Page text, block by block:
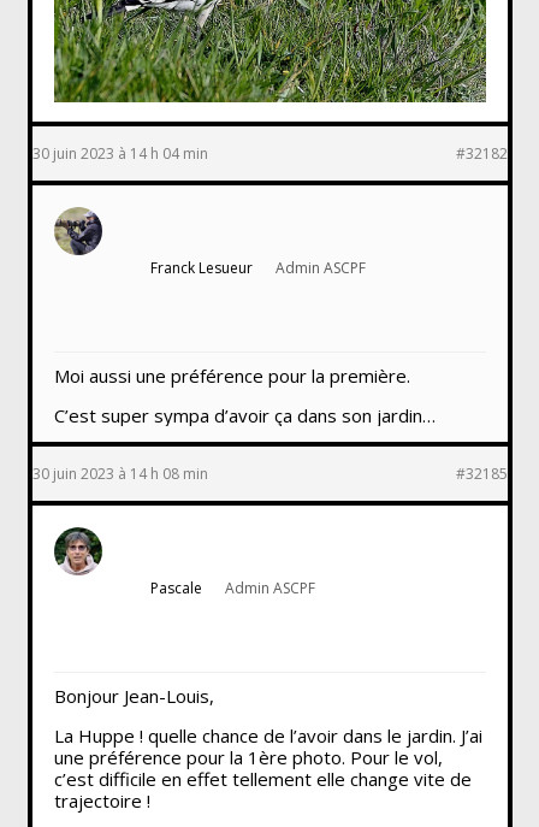
30 juin 2023 à 14 h 04 min #32182
Franck Lesueur Admin ASCPF
Moi aussi une préférence pour la première.
C’est super sympa d’avoir ça dans son jardin…
30 juin 2023 à 14 h 08 min #32185
Pascale Admin ASCPF
Bonjour Jean-Louis,
La Huppe ! quelle chance de l’avoir dans le jardin. J’ai
une préférence pour la 1ère photo. Pour le vol,
c’est difficile en effet tellement elle change vite de
trajectoire !